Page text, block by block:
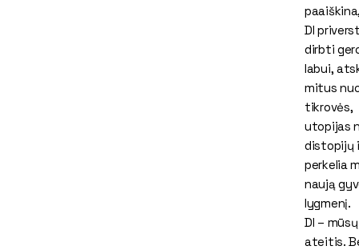
DI
dirbti
labui,
mitus
tikrovės,
utopijas
distopijų
perkelia
naują
lygmenį.
DI – mūsų
ateitis.